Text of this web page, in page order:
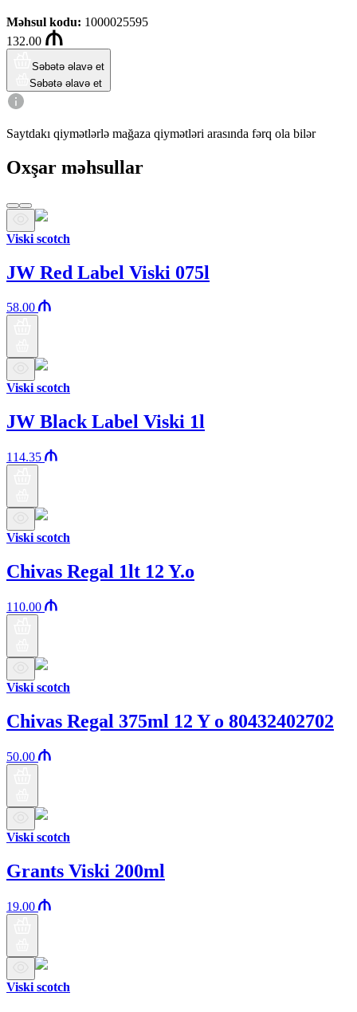
Məhsul kodu: 1000025595
132.00
Səbətə əlavə et
Səbətə əlavə et
Saytdakı qiymətlərlə mağaza qiymətləri arasında fərq ola bilər
Oxşar məhsullar
Viski scotch
JW Red Label Viski 075l
58.00
Viski scotch
JW Black Label Viski 1l
114.35
Viski scotch
Chivas Regal 1lt 12 Y.o
110.00
Viski scotch
Chivas Regal 375ml 12 Y o 80432402702
50.00
Viski scotch
Grants Viski 200ml
19.00
Viski scotch